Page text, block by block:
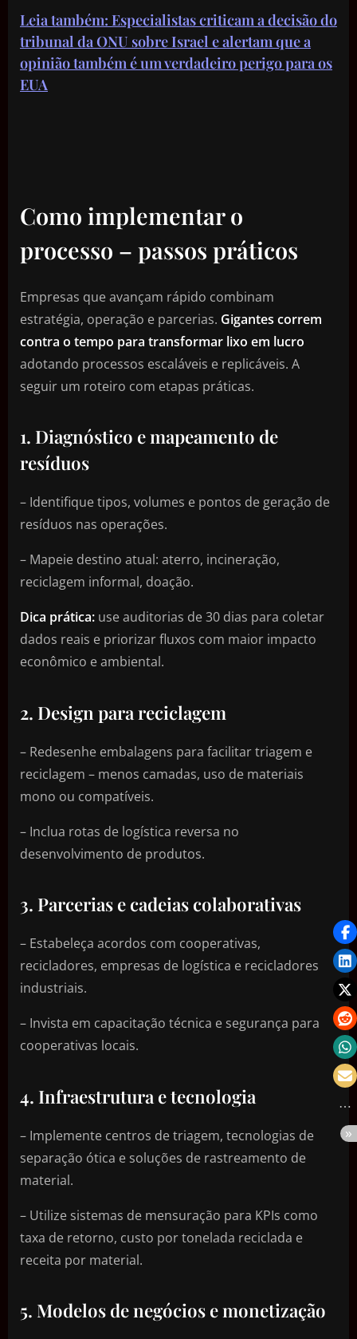
Leia também: Especialistas criticam a decisão do
tribunal da ONU sobre Israel e alertam que a
opinião também é um verdadeiro perigo para os
EUA
Como implementar o
processo – passos práticos
Empresas que avançam rápido combinam
estratégia, operação e parcerias. Gigantes correm
contra o tempo para transformar lixo em lucro
adotando processos escaláveis e replicáveis. A
seguir um roteiro com etapas práticas.
1. Diagnóstico e mapeamento de
resíduos
– Identifique tipos, volumes e pontos de geração de
resíduos nas operações.
– Mapeie destino atual: aterro, incineração,
reciclagem informal, doação.
Dica prática: use auditorias de 30 dias para coletar
dados reais e priorizar fluxos com maior impacto
econômico e ambiental.
2. Design para reciclagem
– Redesenhe embalagens para facilitar triagem e
reciclagem – menos camadas, uso de materiais
mono ou compatíveis.
– Inclua rotas de logística reversa no
desenvolvimento de produtos.
3. Parcerias e cadeias colaborativas
– Estabeleça acordos com cooperativas,
recicladores, empresas de logística e recicladores
industriais.
– Invista em capacitação técnica e segurança para
cooperativas locais.
4. Infraestrutura e tecnologia
– Implemente centros de triagem, tecnologias de
separação ótica e soluções de rastreamento de
material.
– Utilize sistemas de mensuração para KPIs como
taxa de retorno, custo por tonelada reciclada e
receita por material.
5. Modelos de negócios e monetização